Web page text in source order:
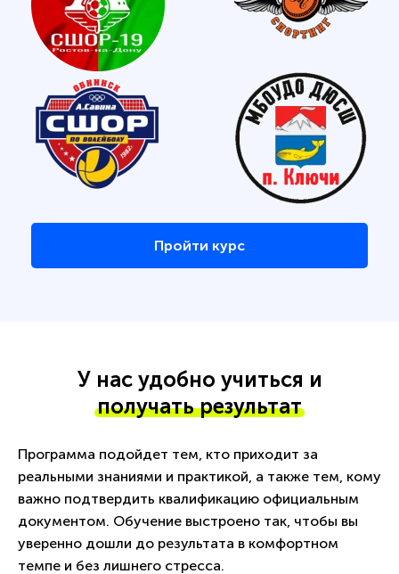
Пройти курс
У нас удобно учиться и
получать результат
Программа подойдет тем, кто приходит за
реальными знаниями и практикой, а также тем, кому
важно подтвердить квалификацию официальным
документом. Обучение выстроено так, чтобы вы
уверенно дошли до результата в комфортном
темпе и без лишнего стресса.